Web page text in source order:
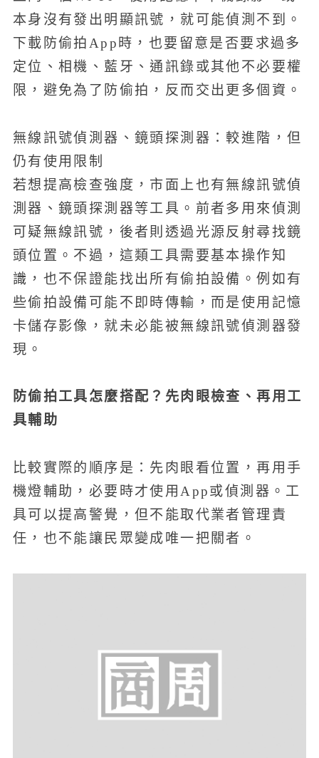
本身沒有發出明顯訊號，就可能偵測不到。
下載防偷拍App時，也要留意是否要求過多
定位、相機、藍牙、通訊錄或其他不必要權
限，避免為了防偷拍，反而交出更多個資。
無線訊號偵測器、鏡頭探測器：較進階，但
仍有使用限制
若想提高檢查強度，市面上也有無線訊號偵
測器、鏡頭探測器等工具。前者多用來偵測
可疑無線訊號，後者則透過光源反射尋找鏡
頭位置。不過，這類工具需要基本操作知
識，也不保證能找出所有偷拍設備。例如有
些偷拍設備可能不即時傳輸，而是使用記憶
卡儲存影像，就未必能被無線訊號偵測器發
現。
防偷拍工具怎麼搭配？先肉眼檢查、再用工
具輔助
比較實際的順序是：先肉眼看位置，再用手
機燈輔助，必要時才使用App或偵測器。工
具可以提高警覺，但不能取代業者管理責
任，也不能讓民眾變成唯一把關者。